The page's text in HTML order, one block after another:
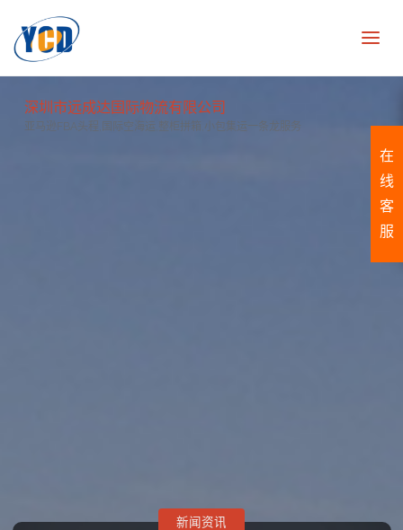
深圳市远成达国际物流有限公司
亚马逊FBA头程,国际空海运,整柜拼箱,小包集运一条龙服务
新闻资讯
在
线
客
服